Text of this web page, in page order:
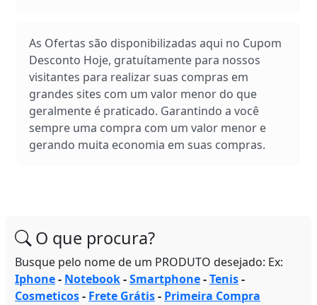
As Ofertas são disponibilizadas aqui no Cupom
Desconto Hoje, gratuítamente para nossos
visitantes para realizar suas compras em
grandes sites com um valor menor do que
geralmente é praticado. Garantindo a você
sempre uma compra com um valor menor e
gerando muita economia em suas compras.
O que procura?
Busque pelo nome de um PRODUTO desejado: Ex:
Iphone- Notebook-Smartphone-Tenis-
Cosmeticos- Frete Grátis- Primeira Compra